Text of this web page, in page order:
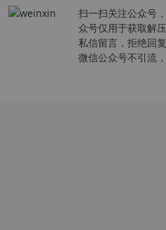
扫一扫关注公众号
众号仅用于获取解
私信留言，拒绝回复
微信公众号不引流，